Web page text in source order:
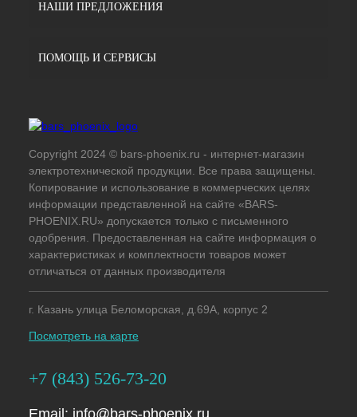
НАШИ ПРЕДЛОЖЕНИЯ
ПОМОЩЬ И СЕРВИСЫ
Copyright 2024 © bars-phoenix.ru - интернет-магазин
электротехнической продукции. Все права защищены.
Копирование и использование в коммерческих целях
информации представленной на сайте «BARS-
PHOENIX.RU» допускается только с письменного
одобрения. Предоставленная на сайте информация о
характеристиках и комплектности товаров может
отличаться от данных производителя
г. Казань улица Беломорская, д.69А, корпус 2
Посмотреть на карте
+7 (843) 526-73-20
Email: info@bars-phoenix.ru